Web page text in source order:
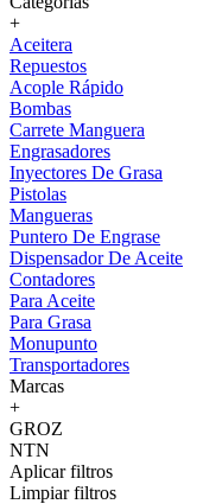
+
Aceitera
Repuestos
Acople Rápido
Bombas
Carrete Manguera
Engrasadores
Inyectores De Grasa
Pistolas
Mangueras
Puntero De Engrase
Dispensador De Aceite
Contadores
Para Aceite
Para Grasa
Monupunto
Transportadores
Marcas
+
GROZ
NTN
Aplicar filtros
Limpiar filtros